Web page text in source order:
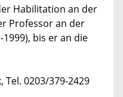
Habilitation an der
Professor an der
bis er an die
Tel. 0203/379-2429